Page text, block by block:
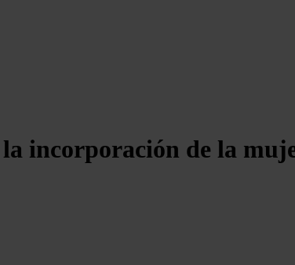
la incorporación de la